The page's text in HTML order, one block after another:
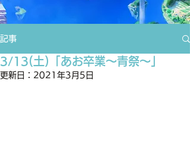
記事
3/13(土)「あお卒業〜青祭〜」
更新日： 2021年3月5日